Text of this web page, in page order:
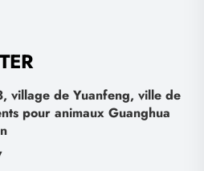
village de Yuanfeng, ville de
pour animaux Guanghua